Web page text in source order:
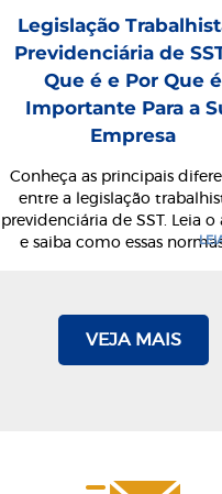
Legislação
Previdenciária de
Que é e Por Que é
Importante Para a
Empresa
Conheça as principais
entre a legislação
previdenciária de SST. Leia
e saiba como essas normas
VEJA MAIS